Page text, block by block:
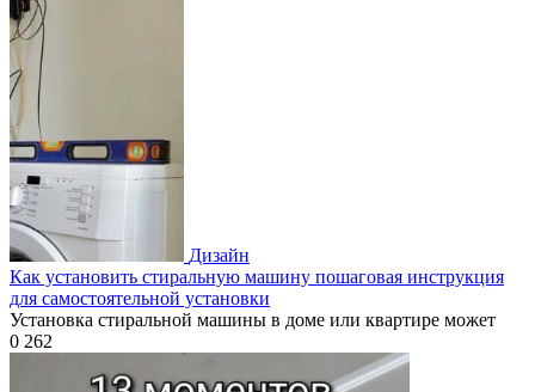
Дизайн
Как установить стиральную машину пошаговая инструкция
для самостоятельной установки
Установка стиральной машины в доме или квартире может
0 262